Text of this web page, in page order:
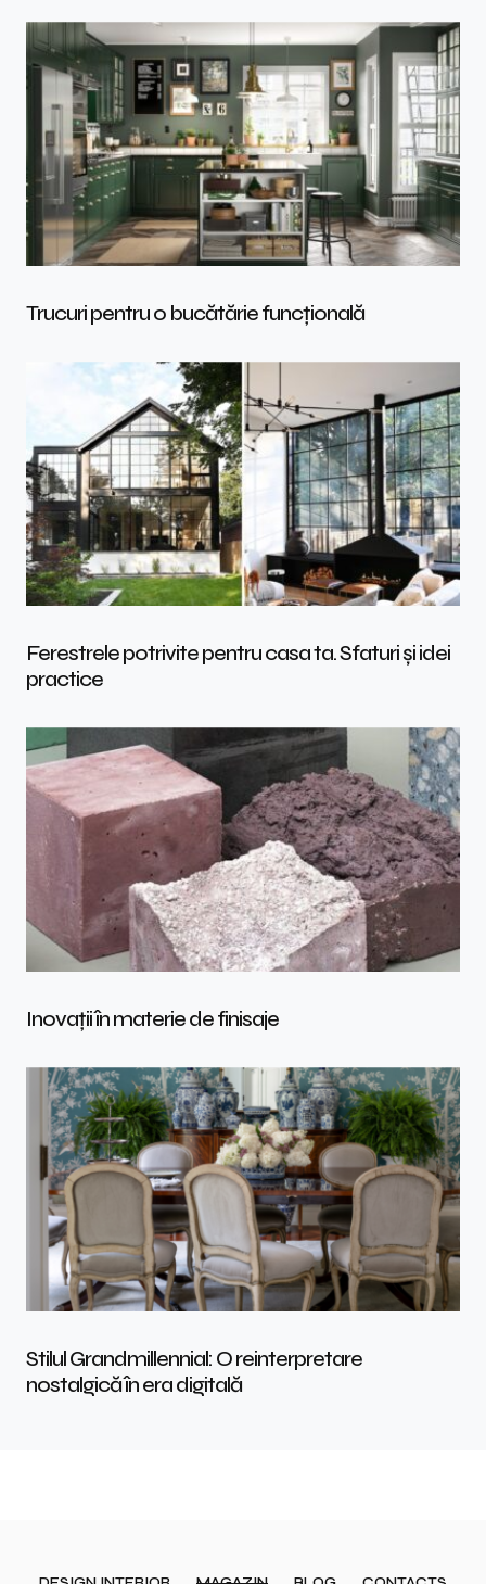
Trucuri pentru o bucătărie funcțională
Ferestrele potrivite pentru casa ta. Sfaturi și idei
practice
Inovații în materie de finisaje
Stilul Grandmillennial: O reinterpretare
nostalgică în era digitală